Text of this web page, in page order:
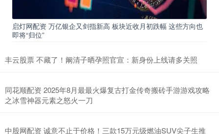
启灯网配资 万亿银企又剑指新高 板块近收月初跌幅 这些方向也
即将“归位”
丰云股票 不藏了！阚清子晒孕照官宣：新身份上线请多关照
同花顺配资 2025年8月最最火爆复古打金传奇搬砖手游游戏攻略
之冰雪神器元素之怒火一刀
中股网配资 诚意不止于价格！三款15万元级燃油SUV尖子生推